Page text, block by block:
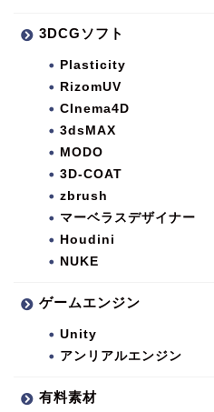
3DCGソフト
Plasticity
RizomUV
CInema4D
3dsMAX
MODO
3D-COAT
zbrush
マーベラスデザイナー
Houdini
NUKE
ゲームエンジン
Unity
アンリアルエンジン
有料素材